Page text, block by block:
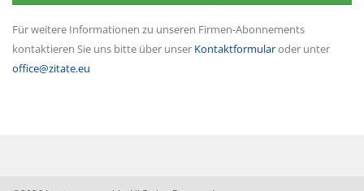
Für weitere Informationen zu unseren Firmen-Abonnements
kontaktieren Sie uns bitte über unser Kontaktformularoder unter
office@zitate.eu